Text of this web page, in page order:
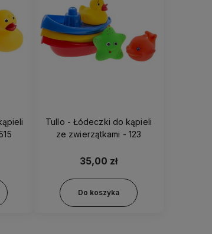
Tullo - Łódeczki do kąpieli
ze zwierzątkami - 123
35,00 zł
Do koszyka